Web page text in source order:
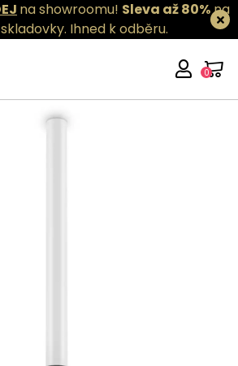
na showroomu! Sleva až 80%na
Ihned k odběru.
0